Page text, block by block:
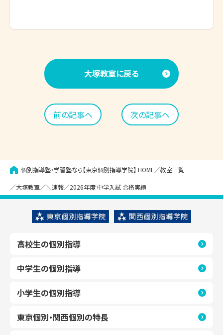
大塚教室に戻る
前の記事へ 次の記事へ
個別指導塾・学習塾なら【東京個別指導学院】 HOME 教室一覧
大塚教室 ＼速報／2026年度 中学入試 合格実績
高校生の個別指導
中学生の個別指導
小学生の個別指導
東京個別・関西個別の特長